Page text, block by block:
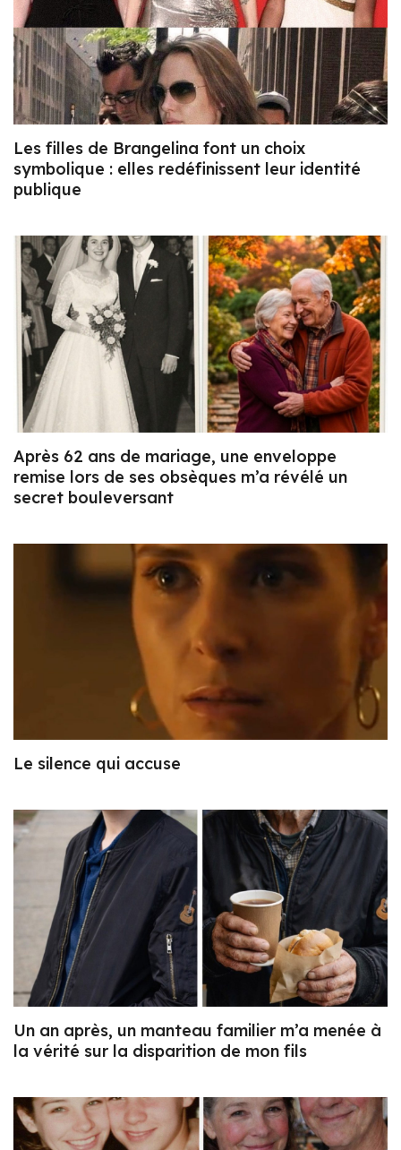
Les filles de Brangelina font un choix
symbolique : elles redéfinissent leur identité
publique
Après 62 ans de mariage, une enveloppe
remise lors de ses obsèques m’a révélé un
secret bouleversant
Le silence qui accuse
Un an après, un manteau familier m’a menée à
la vérité sur la disparition de mon fils